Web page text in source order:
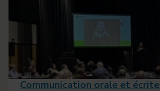
Communication orale et écrite